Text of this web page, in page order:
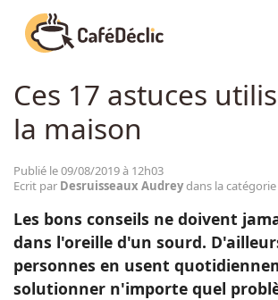
Créativité
Divertissement
CAFÉDÉCLIC ARTICLES ASTUCES
Ces 17 astuces
la maison
Publié le 09/08/2019 à 12h03
Ecrit par Desruisseaux Audreydans la
Les bons conseils ne doivent
dans l'oreille d'un sourd.
personnes en usent
solutionner n'importe quel